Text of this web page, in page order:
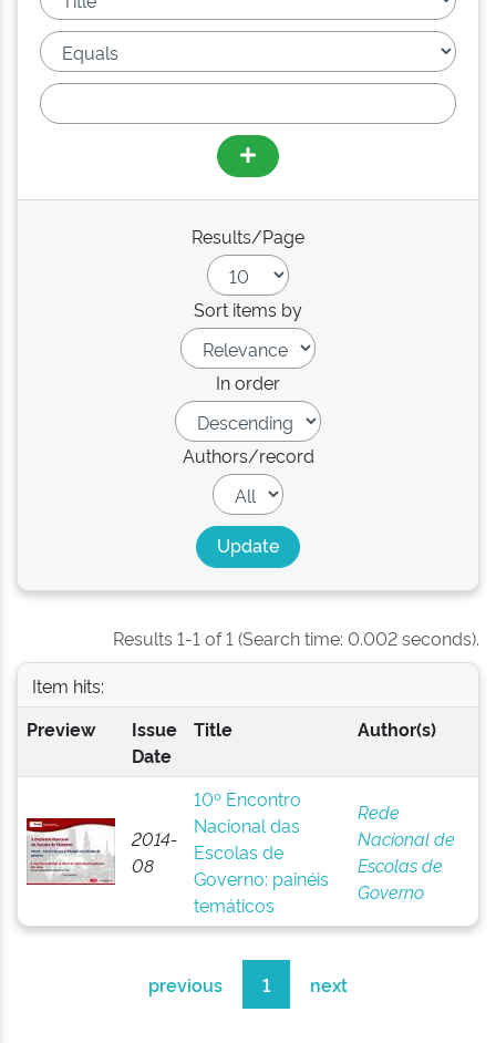
Results/Page
Sort items by
In order
Authors/record
Results 1-1 of 1 (Search time: 0.002 seconds).
Item hits:
Preview
Issue
Date
Title Author(s)
2014-
08
10º Encontro
Nacional das
Escolas de
Governo: painéis
temáticos
Rede
Nacional de
Escolas de
Governo
previous 1 next